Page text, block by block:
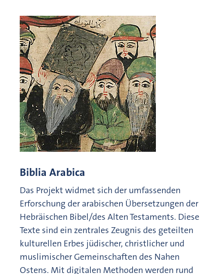
Biblia Arabica
Das Projekt widmet sich der umfassenden
Erforschung der arabischen Übersetzungen der
Hebräischen Bibel/des Alten Testaments. Diese
Texte sind ein zentrales Zeugnis des geteilten
kulturellen Erbes jüdischer, christlicher und
muslimischer Gemeinschaften des Nahen
Ostens. Mit digitalen Methoden werden rund